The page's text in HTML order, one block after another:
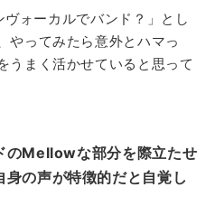
ォーカルでバンド？」とし
やってみたら意外とハマっ
うまく活かせていると思って
Mellowな部分を際立たせ
の声が特徴的だと自覚し